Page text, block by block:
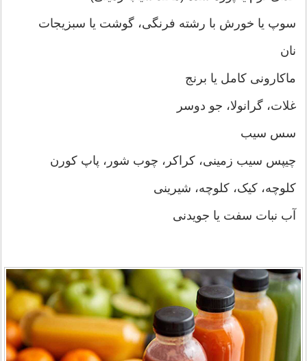
سوپ یا خورش با رشته فرنگی، گوشت یا سبزیجات
نان
ماکارونی کامل یا برنج
غلات، گرانولا، جو دوسر
سس سیب
چیپس سیب زمینی، کراکر، چوب شور، پاپ کورن
کلوچه، کیک، کلوچه، شیرینی
آب نبات سفت یا جویدنی